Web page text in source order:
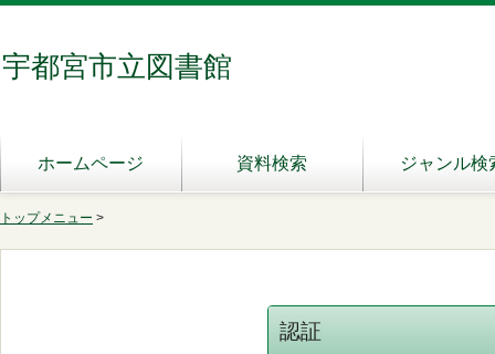
宇都宮市立図書館
ホームページ 資料検索 ジャンル検
トップメニュー >
認証